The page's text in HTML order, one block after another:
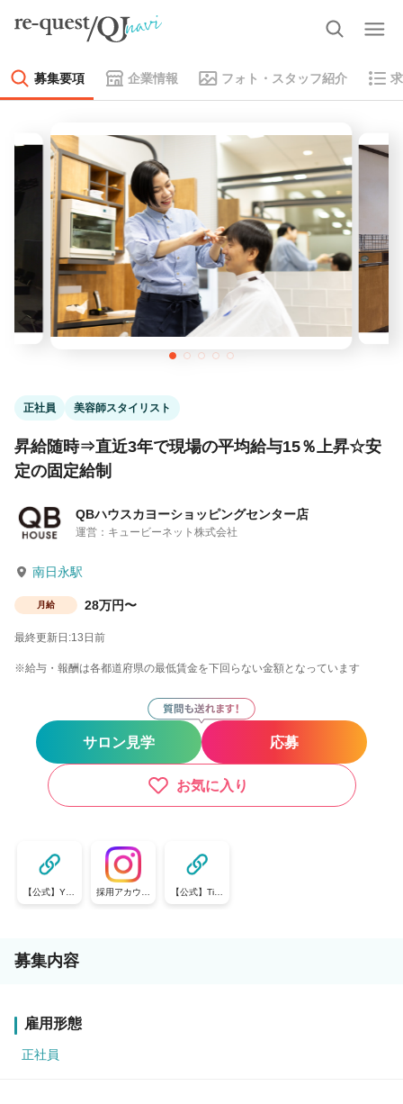
募集要項 企業情報 フォト・スタッフ紹介
正社員 美容師スタイリスト
昇給随時⇒直近3年で現場の平均給与15％上昇☆安
定の固定給制
QBハウスカヨーショッピングセンター店
運営：キュービーネット株式会社
南日永駅
月給 28万円〜
最終更新日:13日前
※給与・報酬は各都道府県の最低賃金を下回らない金額となっています
サロン見学 応募
お気に入り
【公式】You
Tube
採用アカウン
ト
【公式】TikT
ok
募集内容
雇用形態
正社員